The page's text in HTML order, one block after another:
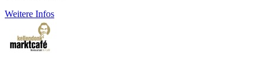
Weitere Infos